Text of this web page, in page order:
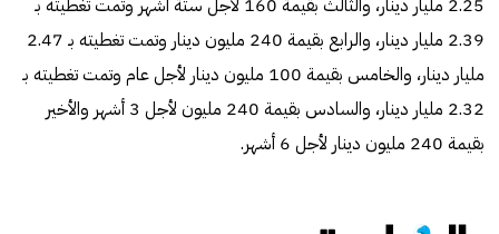
2.39 مليار دينار، والرابع بقيمة 240 مليون دينار وتمت تغطيته بـ 2.47
مليار دينار، والخامس بقيمة 100 مليون دينار لأجل عام وتمت تغطيته بـ
2.32 مليار دينار، والسادس بقيمة 240 مليون لأجل 3 أشهر والأخير
بقيمة 240 مليون دينار لأجل 6 أشهر.